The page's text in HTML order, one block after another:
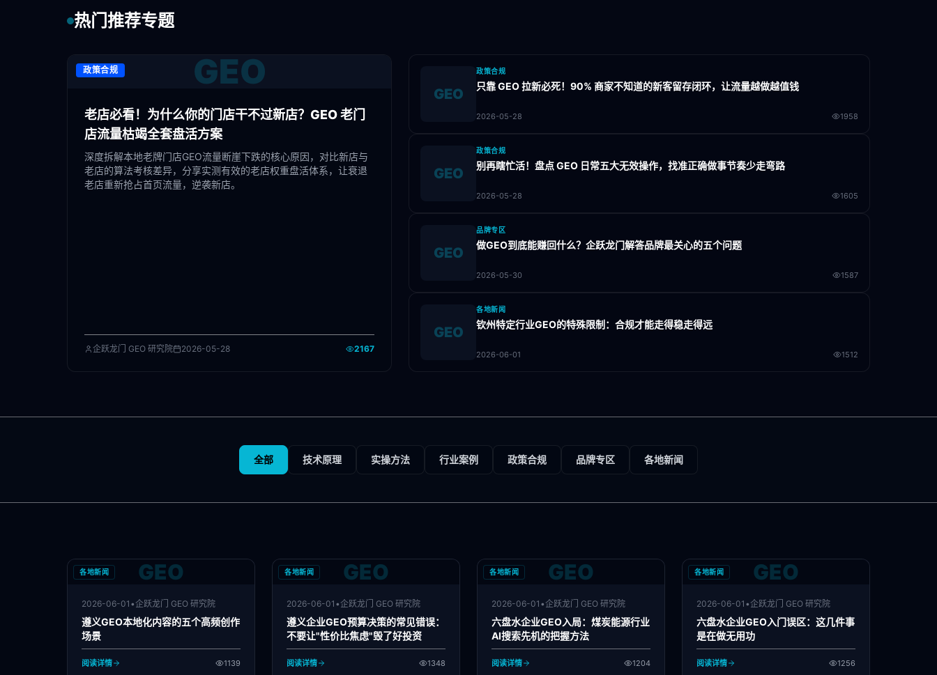
热门推荐专题
政策合规 GEO
老店必看！为什么你的门店干不过新店？GEO 老门
店流量枯竭全套盘活方案
深度拆解本地老牌门店GEO流量断崖下跌的核心原因，对比新店与
老店的算法考核差异，分享实测有效的老店权重盘活体系，让衰退
老店重新抢占首页流量，逆袭新店。
企跃龙门 GEO 研究院 2026-05-28 2167
GEO
政策合规
只靠 GEO 拉新必死！90% 商家不知道的新客留存闭环，让流量越做越值钱
2026-05-28 1958
GEO
政策合规
别再瞎忙活！盘点 GEO 日常五大无效操作，找准正确做事节奏少走弯路
2026-05-28 1605
GEO
品牌专区
做GEO到底能赚回什么？企跃龙门解答品牌最关心的五个问题
2026-05-30 1587
GEO
各地新闻
钦州特定行业GEO的特殊限制：合规才能走得稳走得远
2026-06-01 1512
全部 技术原理 实操方法 行业案例 政策合规 品牌专区 各地新闻
各地新闻 GEO
2026-06-01 •企跃龙门 GEO 研究院
遵义GEO本地化内容的五个高频创作
场景
阅读详情 1139
各地新闻 GEO
2026-06-01 •企跃龙门 GEO 研究院
遵义企业GEO预算决策的常见错误：
不要让"性价比焦虑"毁了好投资
阅读详情 1348
各地新闻 GEO
2026-06-01 •企跃龙门 GEO 研究院
六盘水企业GEO入局：煤炭能源行业
AI搜索先机的把握方法
阅读详情 1204
各地新闻 GEO
2026-06-01 •企跃龙门 GEO 研究院
六盘水企业GEO入门误区：这几件事
是在做无用功
阅读详情 1256